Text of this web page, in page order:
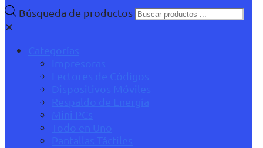
Búsqueda de productos
✕
Categorías
Impresoras
Lectores de Códigos
Dispositivos Móviles
Respaldo de Energía
Mini PCs
Todo en Uno
Pantallas Táctiles